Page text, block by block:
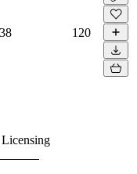
120
Licensing